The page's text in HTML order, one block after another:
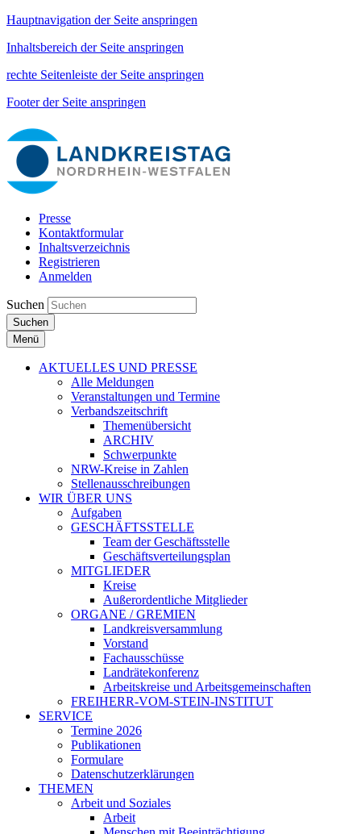
Hauptnavigation der Seite anspringen
Inhaltsbereich der Seite anspringen
rechte Seitenleiste der Seite anspringen
Footer der Seite anspringen
Presse
Kontaktformular
Inhaltsverzeichnis
Registrieren
Anmelden
Suchen
Suchen
Menü
AKTUELLES UND PRESSE
Alle Meldungen
Veranstaltungen und Termine
Verbandszeitschrift
Themenübersicht
ARCHIV
Schwerpunkte
NRW-Kreise in Zahlen
Stellenausschreibungen
WIR ÜBER UNS
Aufgaben
GESCHÄFTSSTELLE
Team der Geschäftsstelle
Geschäftsverteilungsplan
MITGLIEDER
Kreise
Außerordentliche Mitglieder
ORGANE / GREMIEN
Landkreisversammlung
Vorstand
Fachausschüsse
Landrätekonferenz
Arbeitskreise und Arbeitsgemeinschaften
FREIHERR-VOM-STEIN-INSTITUT
SERVICE
Termine 2026
Publikationen
Formulare
Datenschutzerklärungen
THEMEN
Arbeit und Soziales
Arbeit